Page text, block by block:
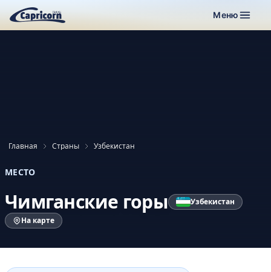
Меню
Главная Страны Узбекистан
МЕСТО
Чимганские горы
Узбекистан
На карте